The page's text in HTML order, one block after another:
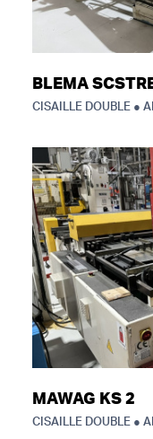
BLEMA
CISAILLE DOUBLE ●
MAWAG KS 2
CISAILLE DOUBLE ●